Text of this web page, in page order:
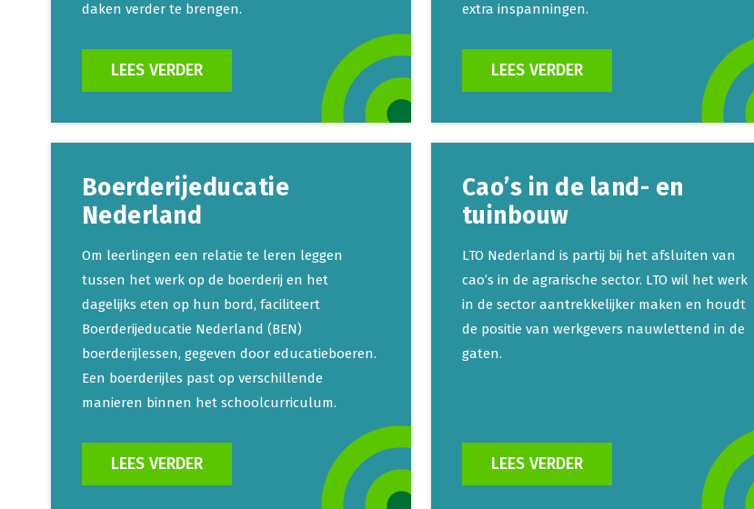
daken verder te brengen.
LEES VERDER
extra inspanningen.
LEES VERDER
Boerderijeducatie
Nederland
Om leerlingen een relatie te leren leggen
tussen het werk op de boerderij en het
dagelijks eten op hun bord, faciliteert
Boerderijeducatie Nederland (BEN)
boerderijlessen, gegeven door educatieboeren.
Een boerderijles past op verschillende
manieren binnen het schoolcurriculum.
LEES VERDER
Cao’s in de land- en
tuinbouw
LTO Nederland is partij bij het afsluiten van
cao’s in de agrarische sector. LTO wil het werk
in de sector aantrekkelijker maken en houdt
de positie van werkgevers nauwlettend in de
gaten.
LEES VERDER